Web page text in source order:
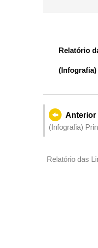
Relatório
(Infografia)
Anterior
(Infografia)
Relatório das